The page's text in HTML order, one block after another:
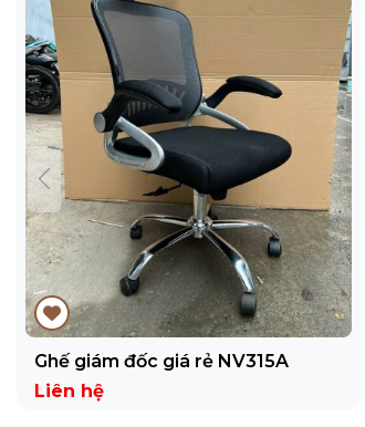
Ghế giám đốc giá rẻ NV315A
Liên hệ